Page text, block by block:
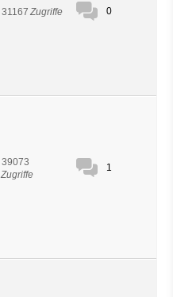
31167Zugriffe 0
39073
Zugriffe
1